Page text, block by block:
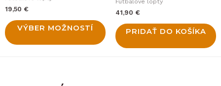
19,50 €
VÝBER MOŽNOSTÍ
chosen
on
the
41,90 €
PRIDAŤ DO KOŠÍKA